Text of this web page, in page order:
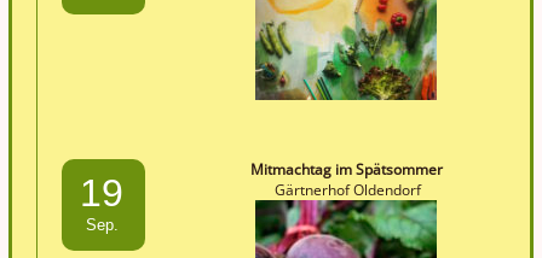
19
Sep.
Mitmachtag im Spätsommer
Gärtnerhof Oldendorf